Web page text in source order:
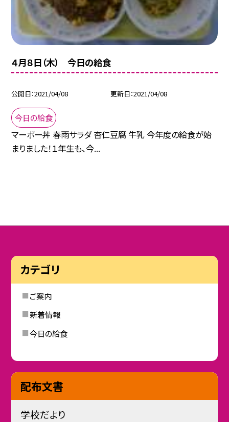
４月８日（木） 今日の給食
公開日 2021/04/08 更新日 2021/04/08
今日の給食
マーボー丼 春雨サラダ 杏仁豆腐 牛乳 今年度の給食が始
まりました！１年生も、今...
カテゴリ
ご案内
新着情報
今日の給食
配布文書
学校だより